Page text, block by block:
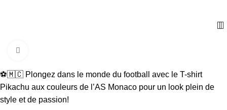
⚽🇲🇨 Plongez dans le monde du football avec le T-shirt
Pikachu aux couleurs de l’AS Monaco pour un look plein de
style et de passion!